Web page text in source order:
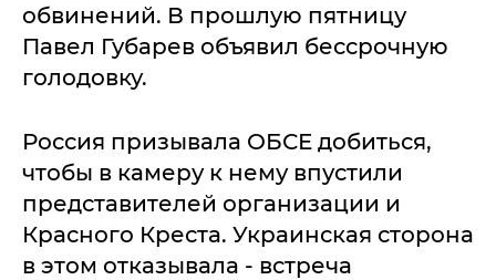
обвинений. В прошлую пятницу
Павел Губарев объявил бессрочную
голодовку.
Россия призывала ОБСЕ добиться,
чтобы в камеру к нему впустили
представителей организации и
Красного Креста. Украинская сторона
в этом отказывала - встреча